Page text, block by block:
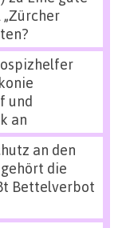
und
an
an den
die
Bettelverbot